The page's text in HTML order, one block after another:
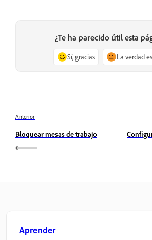
¿Te ha parecido útil esta
Sí, gracias La verdad
Anterior
Bloquear mesas de trabajo
Aprender